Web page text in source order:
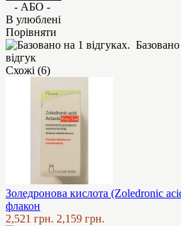
- АБО -
В улюблені
Порівняти
відгук
Схожі (6)
Золедронова кислота (Zoledronic
флакон
2,521 грн. 2,159 грн.